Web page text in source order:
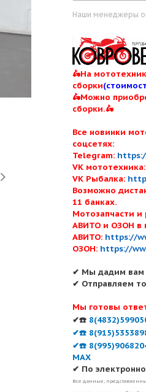
Наши менеджеры
🛵На
сборки
🛵Можно
сборки.🛵
Все новинки
соцсетях:
Telegram:
VK мототехника:
VK Рыбалка:
Возможно
11 банках.
Мотозапчасти
АВИТО и ОЗОН в
АВИТО: https://
ОЗОН: https://
✔ Мы дадим вам
✔ Отправляем
Мы готовы
✔☎️
✔☎️
✔☎️
MAX
✔ По
Все данные,